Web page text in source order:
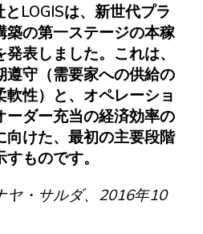
LOGISは、新世代プラ
築の第一ステージの本稼
表しました。これは、
遵守（需要家への供給の
性）と、オペレーショ
ーダー充当の経済効率の
向けた、最初の主要段階
ものです。
ヤ・サルダ、2016年10